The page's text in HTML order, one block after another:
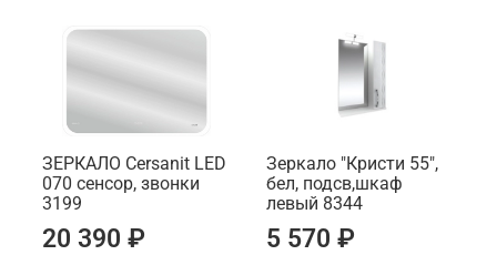
ЗЕРКАЛО Cersanit LED
070 сенсор, звонки
3199
20 390 ₽
Зеркало "Кристи 55",
бел, подсв,шкаф
левый 8344
5 570 ₽